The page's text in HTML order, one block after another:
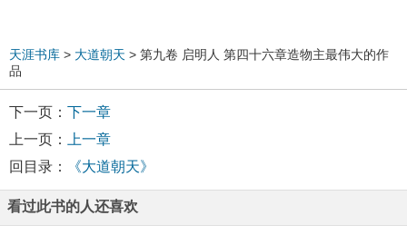
天涯书库 > 大道朝天 > 第九卷 启明人 第四十六章造物主最伟大的作
品
下一页： 下一章
上一页：
上一章
回目录：
《大道朝天》
看过此书的人还喜欢